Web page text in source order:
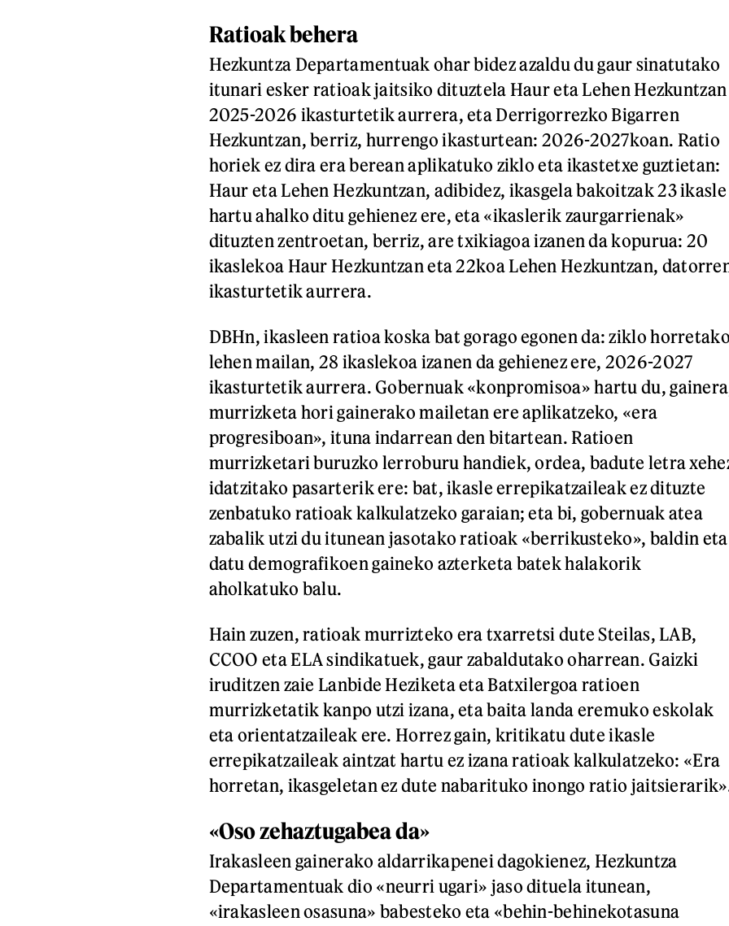
Ratioak behera
Hezkuntza Departamentuak ohar bidez azaldu du gaur sinatutako
itunari esker ratioak jaitsiko dituztela Haur eta Lehen Hezkuntzan
2025-2026 ikasturtetik aurrera, eta Derrigorrezko Bigarren
Hezkuntzan, berriz, hurrengo ikasturtean: 2026-2027koan. Ratio
horiek ez dira era berean aplikatuko ziklo eta ikastetxe guztietan:
Haur eta Lehen Hezkuntzan, adibidez, ikasgela bakoitzak 23 ikasle
hartu ahalko ditu gehienez ere, eta «ikaslerik zaurgarrienak»
dituzten zentroetan, berriz, are txikiagoa izanen da kopurua: 20
ikaslekoa Haur Hezkuntzan eta 22koa Lehen Hezkuntzan,
ikasturtetik aurrera.
DBHn, ikasleen ratioa koska bat gorago egonen da: ziklo
lehen mailan, 28 ikaslekoa izanen da gehienez ere, 2026-2027
ikasturtetik aurrera. Gobernuak «konpromisoa» hartu du,
murrizketa hori gainerako mailetan ere aplikatzeko, «era
progresiboan», ituna indarrean den bitartean. Ratioen
murrizketari buruzko lerroburu handiek, ordea, badute letra
idatzitako pasarterik ere: bat, ikasle errepikatzaileak ez dituzte
zenbatuko ratioak kalkulatzeko garaian; eta bi, gobernuak atea
zabalik utzi du itunean jasotako ratioak «berrikusteko», baldin eta
datu demografikoen gaineko azterketa batek halakorik
aholkatuko balu.
Hain zuzen, ratioak murrizteko era txarretsi dute Steilas, LAB,
CCOO eta ELA sindikatuek, gaur zabaldutako oharrean. Gaizki
iruditzen zaie Lanbide Heziketa eta Batxilergoa ratioen
murrizketatik kanpo utzi izana, eta baita landa eremuko eskolak
eta orientatzaileak ere. Horrez gain, kritikatu dute ikasle
errepikatzaileak aintzat hartu ez izana ratioak kalkulatzeko: «Era
horretan, ikasgeletan ez dute nabarituko inongo ratio
«Oso zehaztugabea da»
Irakasleen gainerako aldarrikapenei dagokienez, Hezkuntza
Departamentuak dio «neurri ugari» jaso dituela itunean,
«irakasleen osasuna» babesteko eta «behin-behinekotasuna